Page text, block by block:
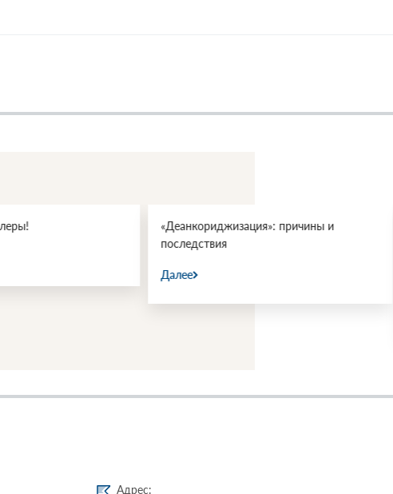
«Деанкориджизация»: причины и
последствия
Далее
Адрес: